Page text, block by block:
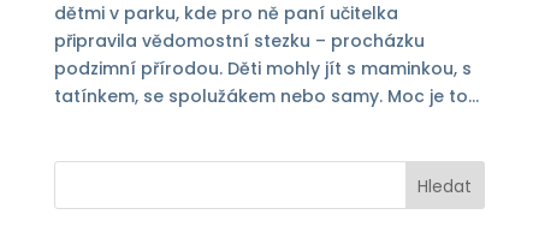
dětmi v parku, kde pro ně paní učitelka
připravila vědomostní stezku – procházku
podzimní přírodou. Děti mohly jít s maminkou, s
tatínkem, se spolužákem nebo samy. Moc je to...
Hledat